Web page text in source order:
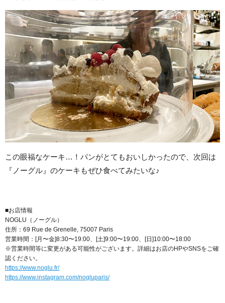
この眼福なケーキ…！パンがとてもおいしかったので、次回は
『ノーグル』のケーキもぜひ食べてみたいな♪
■お店情報
NOGLU（ノーグル）
住所：69 Rue de Grenelle, 75007 Paris
営業時間：[月〜金]8:30〜19:00、[土]9:00〜19:00、[日]10:00〜18:00
※営業時間等に変更がある可能性がございます。詳細はお店のHPやSNSをご確
認ください。
https://www.noglu.fr/
https://www.instagram.com/nogluparis/